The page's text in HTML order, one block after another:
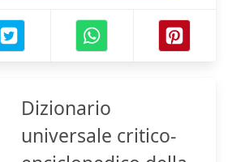
Dizionario
universale critico-